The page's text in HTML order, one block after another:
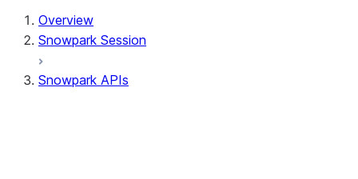
Overview
Snowpark Session
Snowpark APIs